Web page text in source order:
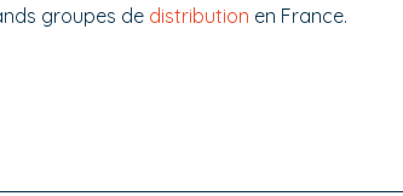
groupes de distribution en France.